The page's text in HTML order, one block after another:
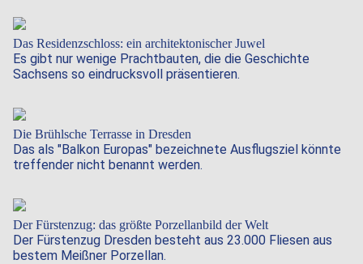
Das Residenzschloss: ein architektonischer Juwel
Es gibt nur wenige Prachtbauten, die die Geschichte
Sachsens so eindrucksvoll präsentieren.
Die Brühlsche Terrasse in Dresden
Das als "Balkon Europas" bezeichnete Ausflugsziel könnte
treffender nicht benannt werden.
Der Fürstenzug: das größte Porzellanbild der Welt
Der Fürstenzug Dresden besteht aus 23.000 Fliesen aus
bestem Meißner Porzellan.